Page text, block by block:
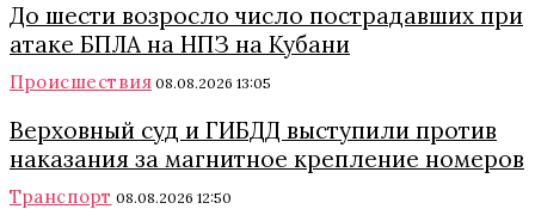
До шести возросло число пострадавших при
атаке БПЛА на НПЗ на Кубани
Происшествия 08.08.2026 13:05
Верховный суд и ГИБДД выступили против
наказания за магнитное крепление номеров
Транспорт 08.08.2026 12:50